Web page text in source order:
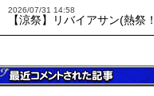
2026/07/31 14:58
【涼祭】リバイアサン(熱祭